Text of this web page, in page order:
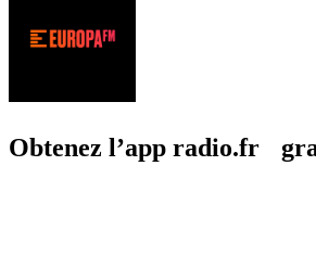
Obtenez l’app radio.fr